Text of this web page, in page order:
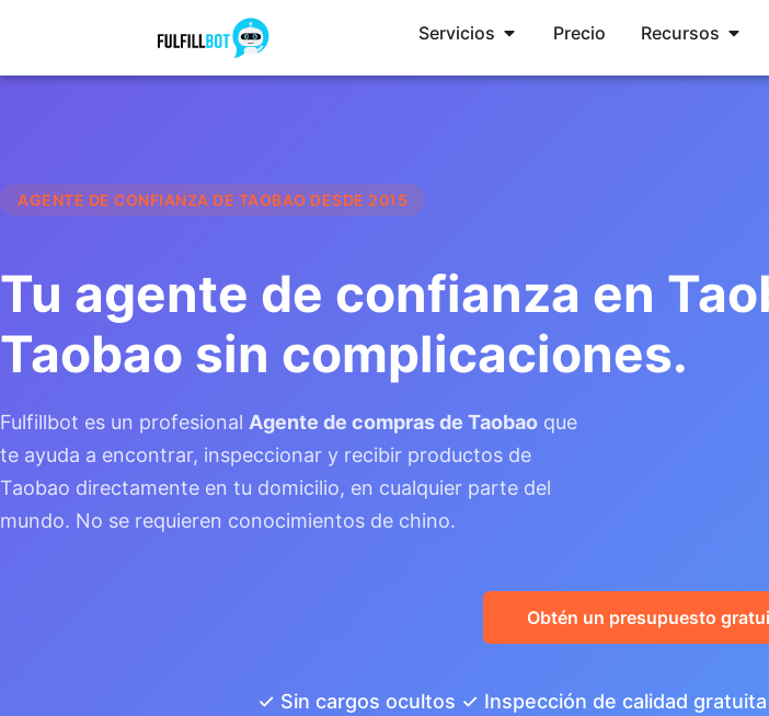
contenido
Servicios Abrir Services
Precio Recursos
AGENTE DE CONFIANZA DE TAOBAO DESDE 2015
Tu agente de confianza en
Taobao sin complicaciones.
Fulfillbot es un profesional Agente de compras de Taobao que
te ayuda a encontrar, inspeccionar y recibir productos de
Taobao directamente en tu domicilio, en cualquier parte del
mundo. No se requieren conocimientos de chino.
Obtén un presupuesto
✓ Sin cargos ocultos ✓ Inspección de calidad